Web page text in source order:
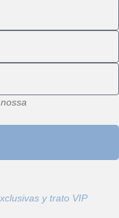
y trato VIP